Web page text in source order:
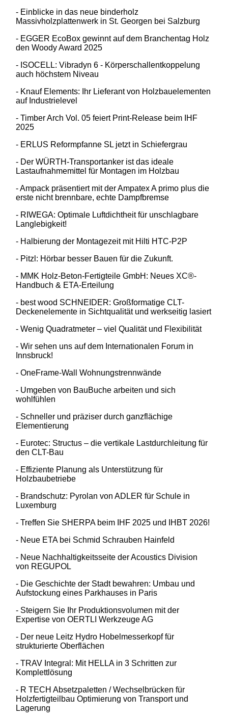
- Einblicke in das neue binderholz
Massivholzplattenwerk in St. Georgen bei Salzburg
- EGGER EcoBox gewinnt auf dem Branchentag Holz
den Woody Award 2025
- ISOCELL: Vibradyn 6 - Körperschallentkoppelung
auch höchstem Niveau
- Knauf Elements: Ihr Lieferant von Holzbauelementen
auf Industrielevel
- Timber Arch Vol. 05 feiert Print-Release beim IHF
2025
- ERLUS Reformpfanne SL jetzt in Schiefergrau
- Der WÜRTH-Transportanker ist das ideale
Lastaufnahmemittel für Montagen im Holzbau
- Ampack präsentiert mit der Ampatex A primo plus die
erste nicht brennbare, echte Dampfbremse
- RIWEGA: Optimale Luftdichtheit für unschlagbare
Langlebigkeit!
- Halbierung der Montagezeit mit Hilti HTC-P2P
- Pitzl: Hörbar besser Bauen für die Zukunft.
- MMK Holz-Beton-Fertigteile GmbH: Neues XC®-
Handbuch & ETA-Erteilung
- best wood SCHNEIDER: Großformatige CLT-
Deckenelemente in Sichtqualität und werkseitig lasiert
- Wenig Quadratmeter – viel Qualität und Flexibilität
- Wir sehen uns auf dem Internationalen Forum in
Innsbruck!
- OneFrame-Wall Wohnungstrennwände
- Umgeben von BauBuche arbeiten und sich
wohlfühlen
- Schneller und präziser durch ganzflächige
Elementierung
- Eurotec: Structus – die vertikale Lastdurchleitung für
den CLT-Bau
- Effiziente Planung als Unterstützung für
Holzbaubetriebe
- Brandschutz: Pyrolan von ADLER für Schule in
Luxemburg
- Treffen Sie SHERPA beim IHF 2025 und IHBT 2026!
- Neue ETA bei Schmid Schrauben Hainfeld
- Neue Nachhaltigkeitsseite der Acoustics Division
von REGUPOL
- Die Geschichte der Stadt bewahren: Umbau und
Aufstockung eines Parkhauses in Paris
- Steigern Sie Ihr Produktionsvolumen mit der
Expertise von OERTLI Werkzeuge AG
- Der neue Leitz Hydro Hobelmesserkopf für
strukturierte Oberflächen
- TRAV Integral: Mit HELLA in 3 Schritten zur
Komplettlösung
- R TECH Absetzpaletten / Wechselbrücken für
Holzfertigteilbau Optimierung von Transport und
Lagerung